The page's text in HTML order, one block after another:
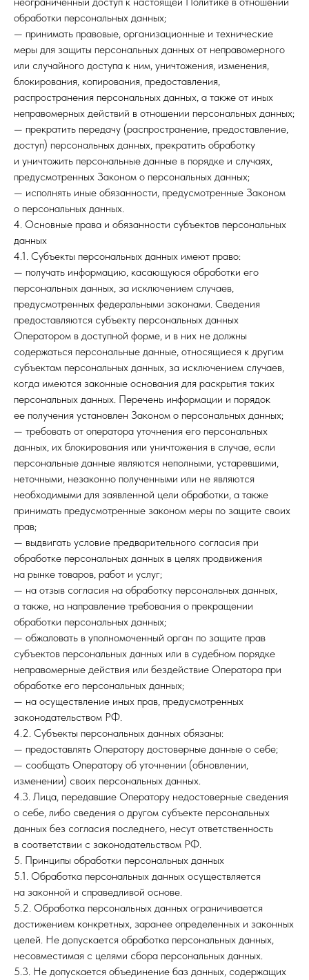
обработки персональных данных;
— принимать правовые, организационные и технические
меры для защиты персональных данных от неправомерного
или случайного доступа к ним, уничтожения, изменения,
блокирования, копирования, предоставления,
распространения персональных данных, а также от иных
неправомерных действий в отношении персональных данных;
— прекратить передачу (распространение, предоставление,
доступ) персональных данных, прекратить обработку
и уничтожить персональные данные в порядке и случаях,
предусмотренных Законом о персональных данных;
— исполнять иные обязанности, предусмотренные Законом
о персональных данных.
4. Основные права и обязанности субъектов персональных
данных
4.1. Субъекты персональных данных имеют право:
— получать информацию, касающуюся обработки его
персональных данных, за исключением случаев,
предусмотренных федеральными законами. Сведения
предоставляются субъекту персональных данных
Оператором в доступной форме, и в них не должны
содержаться персональные данные, относящиеся к другим
субъектам персональных данных, за исключением случаев,
когда имеются законные основания для раскрытия таких
персональных данных. Перечень информации и порядок
ее получения установлен Законом о персональных данных;
— требовать от оператора уточнения его персональных
данных, их блокирования или уничтожения в случае, если
персональные данные являются неполными, устаревшими,
неточными, незаконно полученными или не являются
необходимыми для заявленной цели обработки, а также
принимать предусмотренные законом меры по защите своих
прав;
— выдвигать условие предварительного согласия при
обработке персональных данных в целях продвижения
на рынке товаров, работ и услуг;
— на отзыв согласия на обработку персональных данных,
а также, на направление требования о прекращении
обработки персональных данных;
— обжаловать в уполномоченный орган по защите прав
субъектов персональных данных или в судебном порядке
неправомерные действия или бездействие Оператора при
обработке его персональных данных;
— на осуществление иных прав, предусмотренных
законодательством РФ.
4.2. Субъекты персональных данных обязаны:
— предоставлять Оператору достоверные данные о себе;
— сообщать Оператору об уточнении (обновлении,
изменении) своих персональных данных.
4.3. Лица, передавшие Оператору недостоверные сведения
о себе, либо сведения о другом субъекте персональных
данных без согласия последнего, несут ответственность
в соответствии с законодательством РФ.
5. Принципы обработки персональных данных
5.1. Обработка персональных данных осуществляется
на законной и справедливой основе.
5.2. Обработка персональных данных ограничивается
достижением конкретных, заранее определенных и законных
целей. Не допускается обработка персональных данных,
несовместимая с целями сбора персональных данных.
5.3. Не допускается объединение баз данных, содержащих